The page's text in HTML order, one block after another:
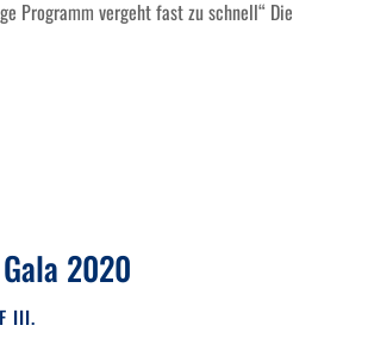
Programm vergeht fast zu schnell“ Die
2020
III.